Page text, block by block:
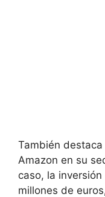
También
Amazon en su
caso, la
millones de